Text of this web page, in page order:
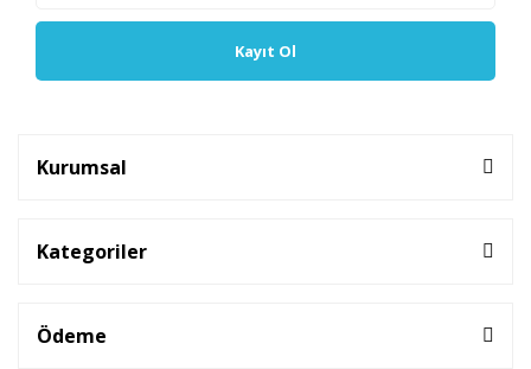
Kayıt Ol
Kurumsal
Kategoriler
Ödeme